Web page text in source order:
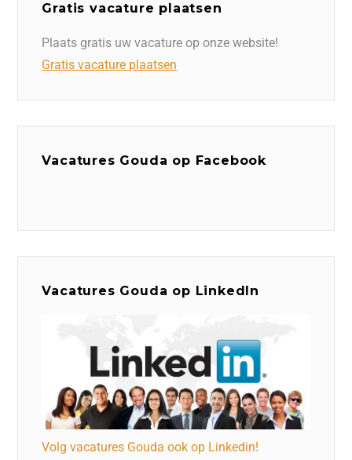
Gratis vacature plaatsen
Plaats gratis uw vacature op onze website!
Gratis vacature plaatsen
Vacatures Gouda op Facebook
Vacatures Gouda op LinkedIn
Volg vacatures Gouda ook op Linkedin!